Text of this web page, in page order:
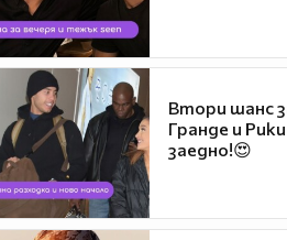
Втори шанс
Гранде и
заедно!😍